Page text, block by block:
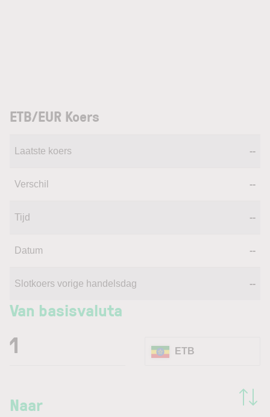
ETB/EUR Koers
Laatste koers --
Verschil --
Tijd --
Datum --
Slotkoers vorige handelsdag --
Van basisvaluta
Naar
ETB